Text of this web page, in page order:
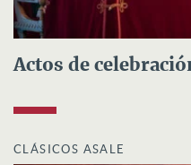
Actos de
CLÁSICOS ASALE